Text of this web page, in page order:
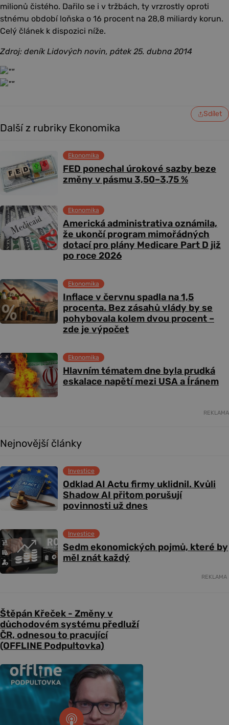
milionů čistého. Dařilo se i v tržbách, ty vrzrostly oproti
stnému období loňska o 16 procent na 28,8 miliardy korun.
Celý článek k dispozici níže.
Zdroj: deník Lidových novin, pátek 25. dubna 2014
Sdílet
Další z rubriky Ekonomika
FED ponechal úrokové sazby beze
změny v pásmu 3,50–3,75 %
Ekonomika
Americká administrativa oznámila,
že ukončí program mimořádných
dotací pro plány Medicare Part D již
po roce 2026
Ekonomika
Inflace v červnu spadla na 1,5
procenta. Bez zásahů vlády by se
pohybovala kolem dvou procent –
zde je výpočet
Ekonomika
Hlavním tématem dne byla prudká
eskalace napětí mezi USA a Íránem
Ekonomika
REKLAMA
Nejnovější články
Odklad AI Actu firmy uklidnil. Kvůli
Shadow AI přitom porušují
povinnosti už dnes
Investice
Sedm ekonomických pojmů, které by
měl znát každý
Investice
REKLAMA
Štěpán Křeček - Změny v
důchodovém systému předluží
ČR, odnesou to pracující
(OFFLINE Podpultovka)